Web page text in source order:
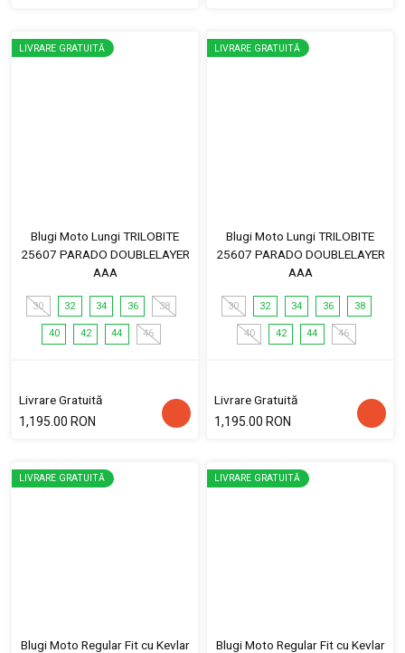
LIVRARE GRATUITĂ
Blugi Moto Lungi TRILOBITE
25607 PARADO DOUBLELAYER
AAA
30 32 34 36 38
40 42 44 46
Livrare Gratuită
1,195.00 RON
LIVRARE GRATUITĂ
Blugi Moto Lungi TRILOBITE
25607 PARADO DOUBLELAYER
AAA
30 32 34 36 38
40 42 44 46
Livrare Gratuită
1,195.00 RON
LIVRARE GRATUITĂ
Blugi Moto Regular Fit cu Kevlar
LIVRARE GRATUITĂ
Blugi Moto Regular Fit cu Kevlar